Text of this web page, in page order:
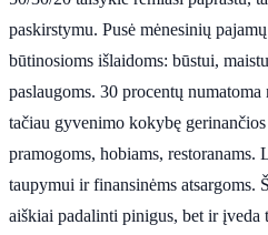
paskirstymu. Pusė mėnesinių
būtinosioms išlaidoms: būstui,
paslaugoms. 30 procentų
tačiau gyvenimo kokybę
pramogoms, hobiams, restoranams.
taupymui ir finansinėms atsargoms.
aiškiai padalinti pinigus, bet ir įveda